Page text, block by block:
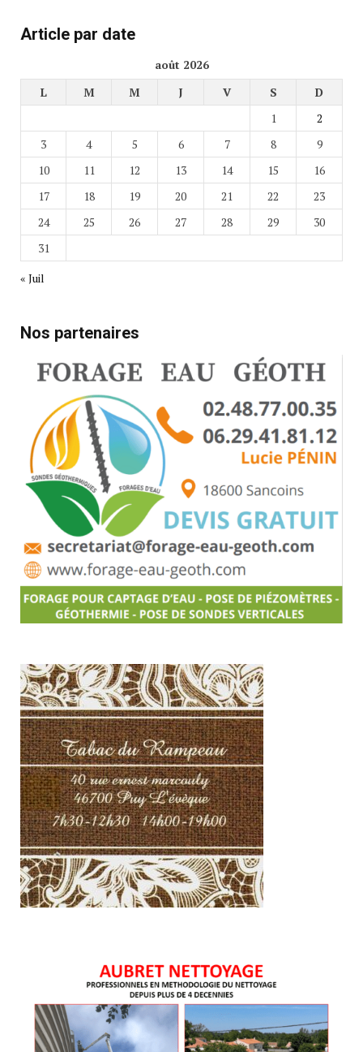
Article par date
août 2026
L
M M J V S
D
1
2
3
4 5 6 7 8
9
10
11 12 13 14 15
16
17
18 19 20 21 22
23
24
25 26 27 28 29
30
31
« Juil
Nos partenaires